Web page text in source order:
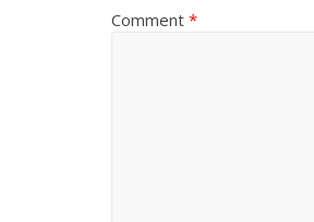
Comment *